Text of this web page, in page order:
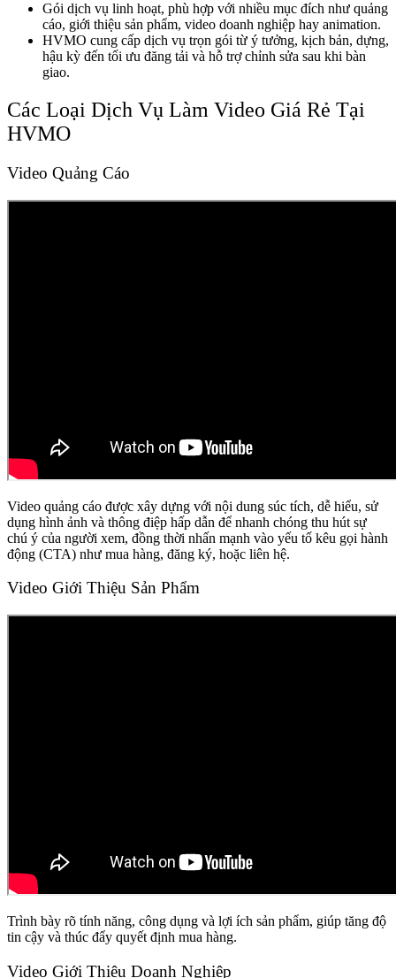
Gói dịch vụ linh hoạt, phù hợp với nhiều mục đích như quảng
cáo, giới thiệu sản phẩm, video doanh nghiệp hay animation.
HVMO cung cấp dịch vụ trọn gói từ ý tưởng, kịch bản, dựng,
hậu kỳ đến tối ưu đăng tải và hỗ trợ chỉnh sửa sau khi bàn
giao.
Các Loại Dịch Vụ Làm Video Giá Rẻ Tại
HVMO
Video Quảng Cáo
Video quảng cáo được xây dựng với nội dung súc tích, dễ hiểu, sử
dụng hình ảnh và thông điệp hấp dẫn để nhanh chóng thu hút sự
chú ý của người xem, đồng thời nhấn mạnh vào yếu tố kêu gọi hành
động (CTA) như mua hàng, đăng ký, hoặc liên hệ.
Video Giới Thiệu Sản Phẩm
Trình bày rõ tính năng, công dụng và lợi ích sản phẩm, giúp tăng độ
tin cậy và thúc đẩy quyết định mua hàng.
Video Giới Thiệu Doanh Nghiệp